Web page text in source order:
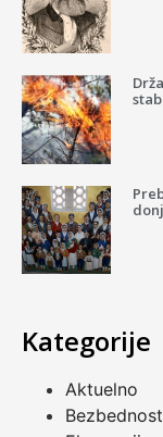
Kategorije
Aktuelno
Bezbednost